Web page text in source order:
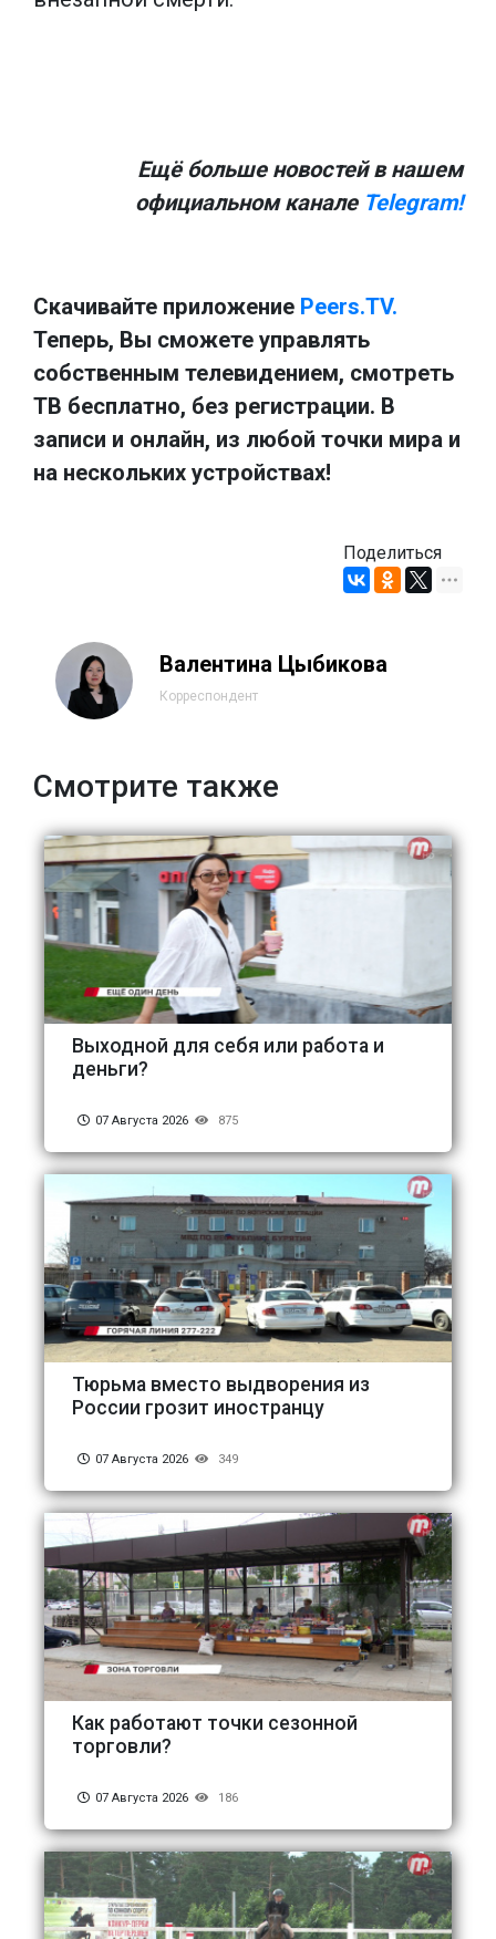
Ещё больше новостей в нашем
официальном канале Telegram!
Скачивайте приложение Peers.TV.
Теперь, Вы сможете управлять
собственным телевидением, смотреть
ТВ бесплатно, без регистрации. В
записи и онлайн, из любой точки мира и
на нескольких устройствах!
Поделиться
Валентина Цыбикова
Корреспондент
Смотрите также
Выходной для себя или работа и
деньги?
07 Августа 2026 875
Тюрьма вместо выдворения из
России грозит иностранцу
07 Августа 2026 349
Как работают точки сезонной
торговли?
07 Августа 2026 186